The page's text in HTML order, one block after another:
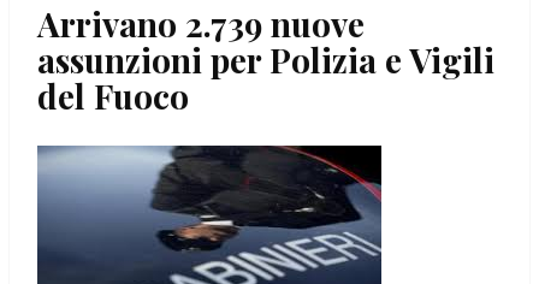
Arrivano 2.739 nuove
assunzioni per Polizia e Vigili
del Fuoco